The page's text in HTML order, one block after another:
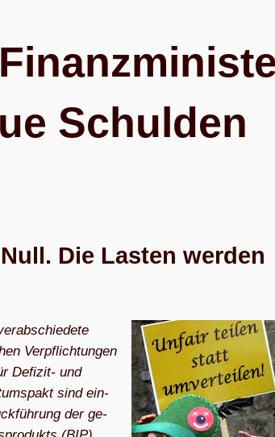
Schul­den
Die Las­ten wer­den
Ver­pflich­tun­gen
De­­fi­­zit- und
sind ein­
der ge­